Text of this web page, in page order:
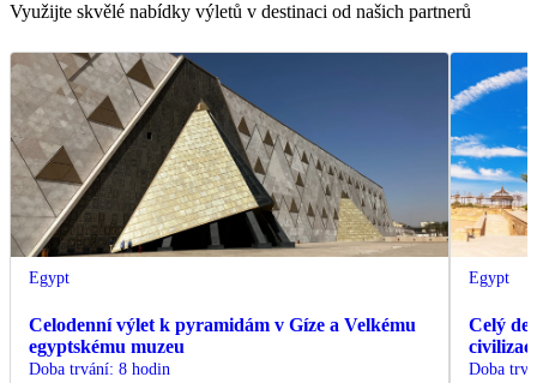
Využijte skvělé nabídky výletů v destinaci od našich partnerů
Egypt
Celodenní výlet k pyramidám v Gíze a Velkému
egyptskému muzeu
Doba trvání: 8 hodin
Egypt
Celý
Doba